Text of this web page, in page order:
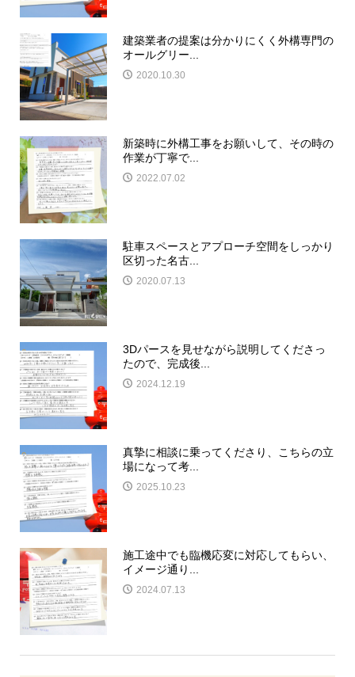
建築業者の提案は分かりにくく外構専門の
オールグリー...
2020.10.30
新築時に外構工事をお願いして、その時の
作業が丁寧で...
2022.07.02
駐車スペースとアプローチ空間をしっかり
区切った名古...
2020.07.13
3Dパースを見せながら説明してくださっ
たので、完成後...
2024.12.19
真摯に相談に乗ってくださり、こちらの立
場になって考...
2025.10.23
施工途中でも臨機応変に対応してもらい、
イメージ通り...
2024.07.13